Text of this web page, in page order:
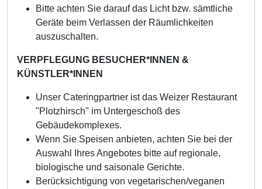
Bitte achten Sie darauf das Licht bzw. sämtliche
Geräte beim Verlassen der Räumlichkeiten
auszuschalten.
VERPFLEGUNG BESUCHER*INNEN &
KÜNSTLER*INNEN
Unser Cateringpartner ist das Weizer Restaurant
"Plotzhirsch" im Untergeschoß des
Gebäudekomplexes.
Wenn Sie Speisen anbieten, achten Sie bei der
Auswahl Ihres Angebotes bitte auf regionale,
biologische und saisonale Gerichte.
Berücksichtigung von vegetarischen/veganen